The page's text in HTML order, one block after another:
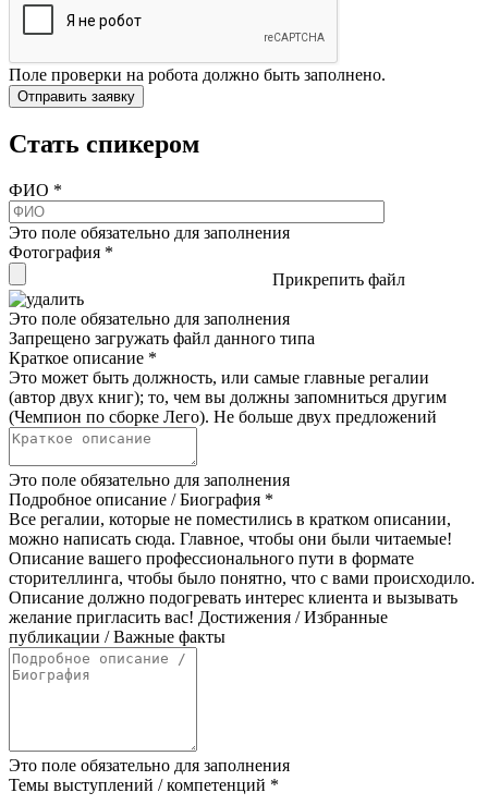
Поле проверки на робота должно быть заполнено.
Стать спикером
ФИО *
Это поле обязательно для заполнения
Фотография *
Прикрепить файл
Это поле обязательно для заполнения
Запрещено загружать файл данного типа
Краткое описание *
Это может быть должность, или самые главные регалии
(автор двух книг); то, чем вы должны запомниться другим
(Чемпион по сборке Лего). Не больше двух предложений
Это поле обязательно для заполнения
Подробное описание / Биография *
Все регалии, которые не поместились в кратком описании,
можно написать сюда. Главное, чтобы они были читаемые!
Описание вашего профессионального пути в формате
сторителлинга, чтобы было понятно, что с вами происходило.
Описание должно подогревать интерес клиента и вызывать
желание пригласить вас! Достижения / Избранные
публикации / Важные факты
Это поле обязательно для заполнения
Темы выступлений / компетенций *